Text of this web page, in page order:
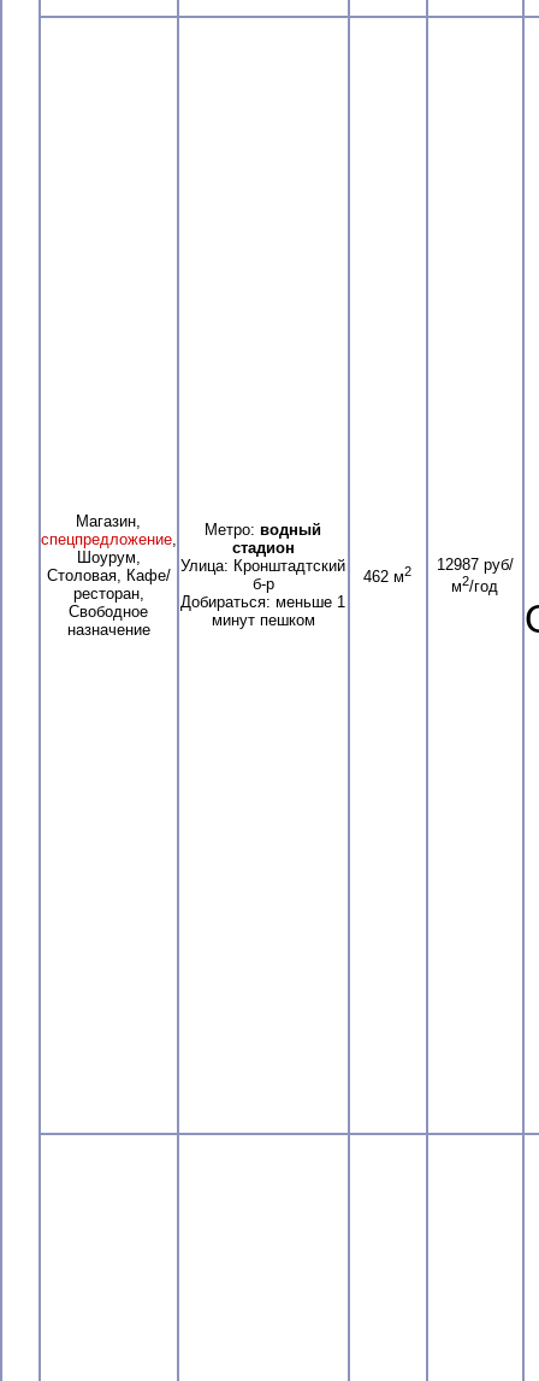
Магазин,
спецпредложение,
Шоурум,
Столовая, Кафе/
ресторан,
Свободное
назначение
Метро: водный
стадион
Улица: Кронштадтский
б-р
Добираться: меньше 1
минут пешком
462 м2
12987 руб/
м2/год